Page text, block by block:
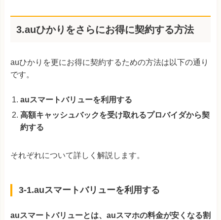
3.auひかりをさらにお得に契約する方法
auひかりを更にお得に契約するための方法は以下の通り
です。
auスマートバリューを利用する
高額キャッシュバックを受け取れるプロバイダから契
約する
それぞれについて詳しく解説します。
3-1.auスマートバリューを利用する
auスマートバリューとは、auスマホの料金が安くなる割